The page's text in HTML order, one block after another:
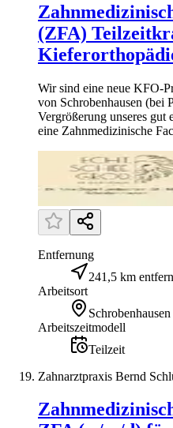
(ZFA)
Wir sind eine neue KFO-
von Schrobenhausen (bei
Vergrößerung unseres gut
eine Zahnmedizinische
Entfernung
241,5 km
Arbeitsort
Arbeitszeitmodell
Teilzeit
Zahnarztpraxis Bernd